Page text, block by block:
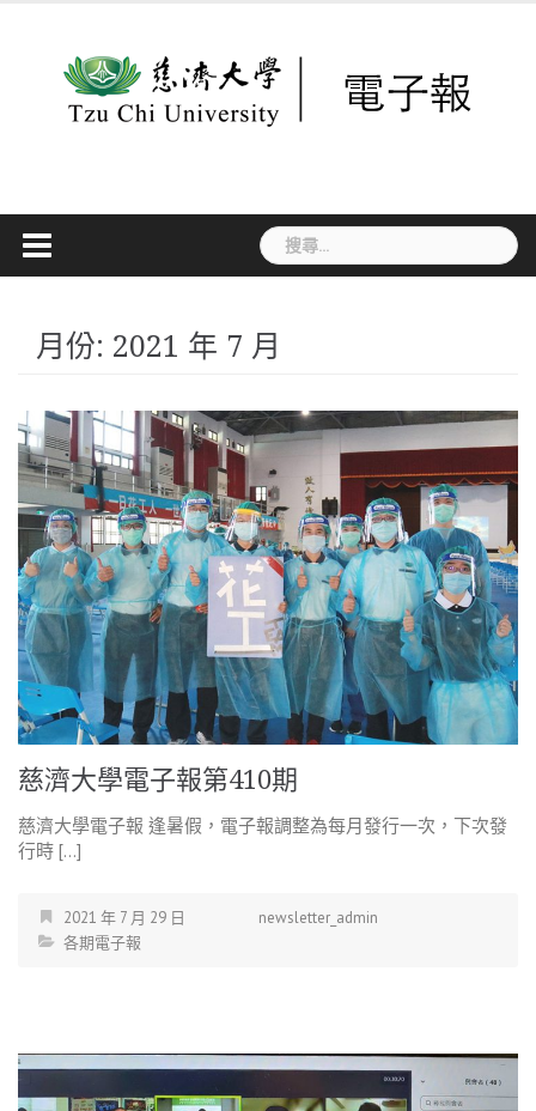
搜
尋
字:
月份: 2021 年 7 月
慈濟大學電子報第410期
慈濟大學電子報 逢暑假，電子報調整為每月發行一次，下次發
行時 […]
2021 年 7 月 29 日
newsletter_admin
各期電子報